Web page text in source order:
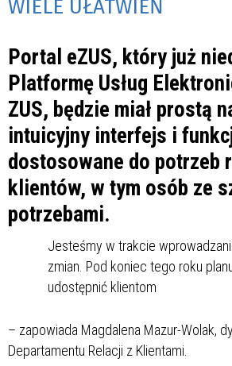
WIELE UŁATWIEŃ
Portal eZUS, który już
Platformę Usług
ZUS, będzie miał prostą
intuicyjny interfejs i
dostosowane do potrzeb
klientów, w tym osób ze
potrzebami.
Jesteśmy w trakcie
zmian. Pod koniec tego roku
udostępnić klientom
– zapowiada Magdalena Mazur-Wolak,
Departamentu Relacji z Klientami.